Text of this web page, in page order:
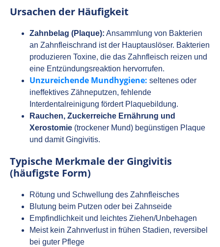
Ursachen der Häufigkeit
Zahnbelag (Plaque): Ansammlung von Bakterien
an Zahnfleischrand ist der Hauptauslöser. Bakterien
produzieren Toxine, die das Zahnfleisch reizen und
eine Entzündungsreaktion hervorrufen.
Unzureichende Mundhygiene: seltenes oder
ineffektives Zähneputzen, fehlende
Interdentalreinigung fördert Plaquebildung.
Rauchen, Zuckerreiche Ernährung und
Xerostomie (trockener Mund) begünstigen Plaque
und damit Gingivitis.
Typische Merkmale der Gingivitis
(häufigste Form)
Rötung und Schwellung des Zahnfleisches
Blutung beim Putzen oder bei Zahnseide
Empfindlichkeit und leichtes Ziehen/Unbehagen
Meist kein Zahnverlust in frühen Stadien, reversibel
bei guter Pflege